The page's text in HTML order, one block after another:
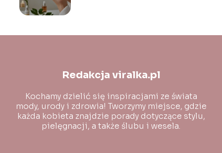
Redakcja viralka.pl
Kochamy dzielić się inspiracjami ze świata
mody, urody i zdrowia! Tworzymy miejsce, gdzie
każda kobieta znajdzie porady dotyczące stylu,
pielęgnacji, a także ślubu i wesela.